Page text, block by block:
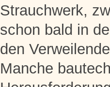
Strauchwerk,
schon bald in
den
Manche